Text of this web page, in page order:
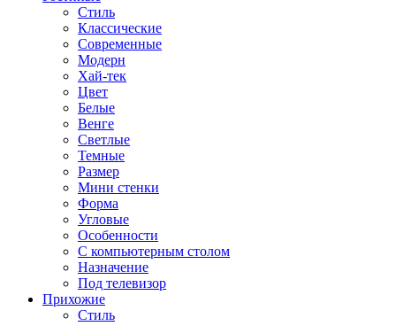
Стиль
Классические
Современные
Модерн
Хай-тек
Цвет
Белые
Венге
Светлые
Темные
Размер
Мини стенки
Форма
Угловые
Особенности
С компьютерным столом
Назначение
Под телевизор
Прихожие
Стиль